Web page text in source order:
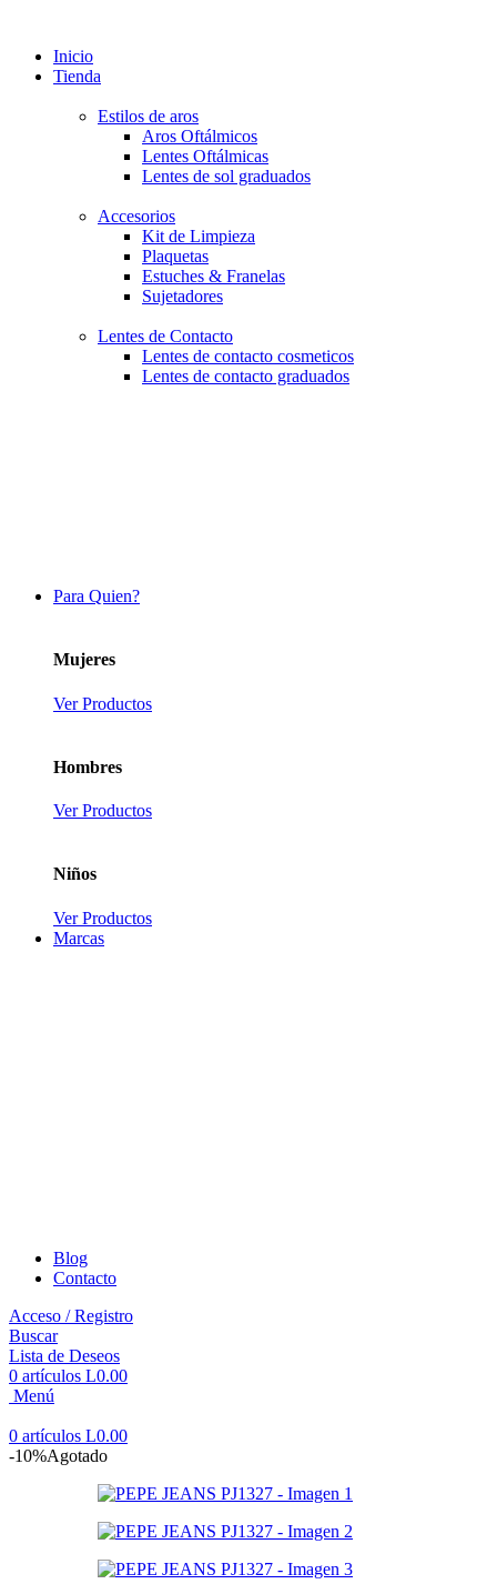
Inicio
Tienda
Estilos de aros
Aros Oftálmicos
Lentes Oftálmicas
Lentes de sol graduados
Accesorios
Kit de Limpieza
Plaquetas
Estuches & Franelas
Sujetadores
Lentes de Contacto
Lentes de contacto cosmeticos
Lentes de contacto graduados
Para Quien?
Mujeres
Ver Productos
Hombres
Ver Productos
Niños
Ver Productos
Marcas
Blog
Contacto
Acceso / Registro
Buscar
Lista de Deseos
0 artículos L0.00
Menú
0 artículos L0.00
-10%Agotado